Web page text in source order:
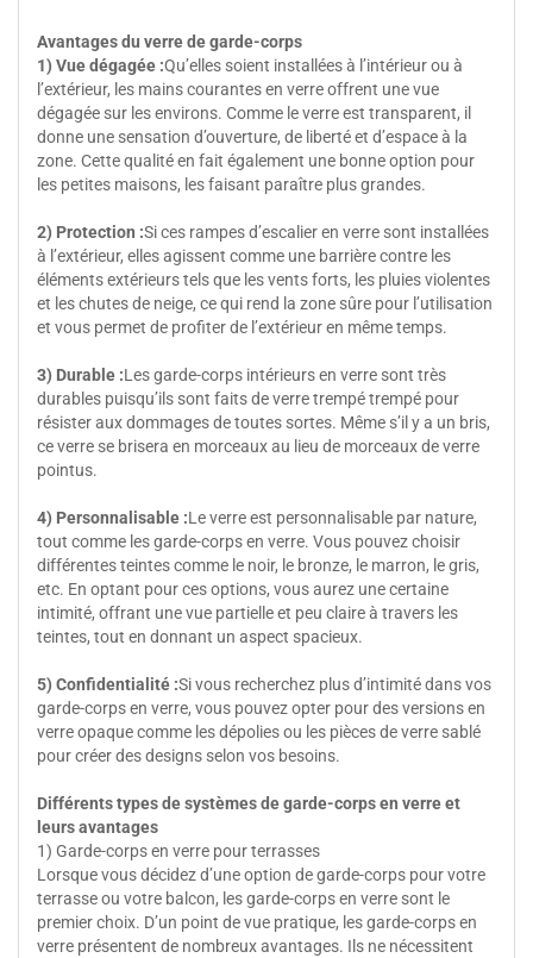
Avantages du verre de garde-corps
1) Vue dégagée :Qu’elles soient installées à l’intérieur ou à
l’extérieur, les mains courantes en verre offrent une vue
dégagée sur les environs. Comme le verre est transparent, il
donne une sensation d’ouverture, de liberté et d’espace à la
zone. Cette qualité en fait également une bonne option pour
les petites maisons, les faisant paraître plus grandes.
2) Protection :Si ces rampes d’escalier en verre sont installées
à l’extérieur, elles agissent comme une barrière contre les
éléments extérieurs tels que les vents forts, les pluies violentes
et les chutes de neige, ce qui rend la zone sûre pour l’utilisation
et vous permet de profiter de l’extérieur en même temps.
3) Durable :Les garde-corps intérieurs en verre sont très
durables puisqu’ils sont faits de verre trempé trempé pour
résister aux dommages de toutes sortes. Même s’il y a un bris,
ce verre se brisera en morceaux au lieu de morceaux de verre
pointus.
4) Personnalisable :Le verre est personnalisable par nature,
tout comme les garde-corps en verre. Vous pouvez choisir
différentes teintes comme le noir, le bronze, le marron, le gris,
etc. En optant pour ces options, vous aurez une certaine
intimité, offrant une vue partielle et peu claire à travers les
teintes, tout en donnant un aspect spacieux.
5) Confidentialité :Si vous recherchez plus d’intimité dans vos
garde-corps en verre, vous pouvez opter pour des versions en
verre opaque comme les dépolies ou les pièces de verre sablé
pour créer des designs selon vos besoins.
Différents types de systèmes de garde-corps en verre et
leurs avantages
1) Garde-corps en verre pour terrasses
Lorsque vous décidez d’une option de garde-corps pour votre
terrasse ou votre balcon, les garde-corps en verre sont le
premier choix. D’un point de vue pratique, les garde-corps en
verre présentent de nombreux avantages. Ils ne nécessitent